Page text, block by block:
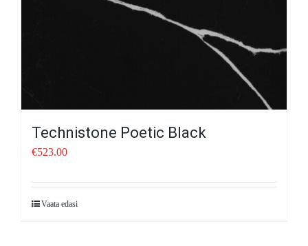
Technistone Poetic Black
€523.00
Vaata edasi